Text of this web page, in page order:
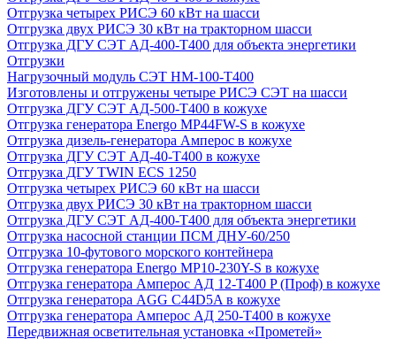
Отгрузка четырех РИСЭ 60 кВт на шасси
Отгрузка двух РИСЭ 30 кВт на тракторном шасси
Отгрузка ДГУ СЭТ АД-400-Т400 для объекта энергетики
Отгрузки
Нагрузочный модуль СЭТ НМ-100-Т400
Изготовлены и отгружены четыре РИСЭ СЭТ на шасси
Отгрузка ДГУ СЭТ АД-500-Т400 в кожухе
Отгрузка генератора Energo MP44FW-S в кожухе
Отгрузка дизель-генератора Амперос в кожухе
Отгрузка ДГУ СЭТ АД-40-Т400 в кожухе
Отгрузка ДГУ TWIN ECS 1250
Отгрузка четырех РИСЭ 60 кВт на шасси
Отгрузка двух РИСЭ 30 кВт на тракторном шасси
Отгрузка ДГУ СЭТ АД-400-Т400 для объекта энергетики
Отгрузка насосной станции ПСМ ДНУ-60/250
Отгрузка 10-футового морского контейнера
Отгрузка генератора Energo MP10-230Y-S в кожухе
Отгрузка генератора Амперос АД 12-Т400 P (Проф) в кожухе
Отгрузка генератора AGG C44D5A в кожухе
Отгрузка генератора Амперос АД 250-Т400 в кожухе
Передвижная осветительная установка «Прометей»